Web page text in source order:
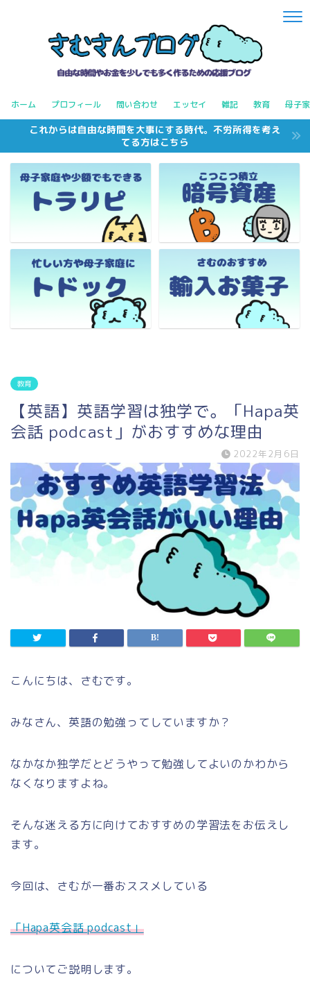
ホーム プロフィール 問い合わせ エッセイ 雑記 教育 母子
これからは自由な時間を大事にする時代。不労所得を考え
てる方はこちら
教育
【英語】英語学習は独学で。「Hapa英
会話 podcast」がおすすめな理由
2022年2月6日
こんにちは、さむです。
みなさん、英語の勉強ってしていますか？
なかなか独学だとどうやって勉強してよいのかわから
なくなりますよね。
そんな迷える方に向けておすすめの学習法をお伝えし
ます。
今回は、さむが一番おススメしている
「Hapa英会話 podcast」
についてご説明します。